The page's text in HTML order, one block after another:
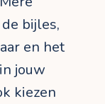
bijles,
en het
jouw
kiezen